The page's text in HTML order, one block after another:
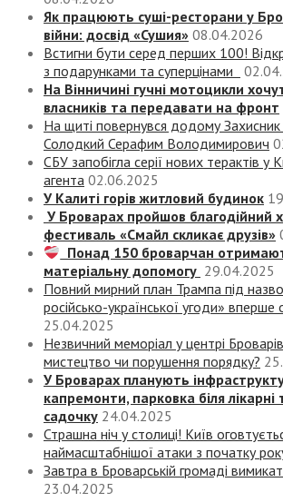
Як працюють суші-ресторани у
війни: досвід «Сушия» 08.04.2026
Встигни бути серед перших 100!
з подарунками та суперцінами
На Вінничині гучні мотоцикли
власників та передавати на фронт
На щиті повернувся додому Захисник
Солодкий Серафим Володимирович
СБУ запобігла серії нових терактів у
агента 02.06.2025
У Калиті горів житловий будинок
У Броварах пройшов благодійний
фестиваль «Смайл скликає друзів»
Понад 150 броварчан
матеріальну допомогу 29.04.2025
Повний мирний план Трампа під
російсько-української угоди» вперше
25.04.2025
Незвичний меморіал у центрі
мистецтво чи порушення порядку?
У Броварах планують
капремонти, парковка біля лікарні
садочку 24.04.2025
Страшна ніч у столиці! Київ
наймасштабнішої атаки з початку
Завтра в Броварській громаді
23.04.2025